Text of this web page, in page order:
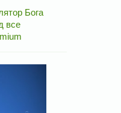
Бога
все